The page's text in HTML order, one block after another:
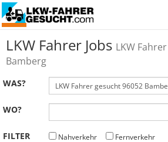
LKW Fahrer Jobs LKW
Bamberg
WAS?
WO?
FILTER Nahverkehr
Fernverkehr